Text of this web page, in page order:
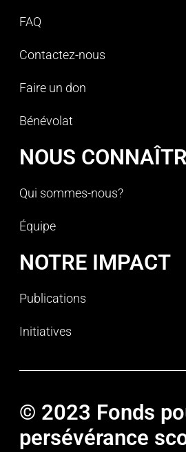
FAQ
Contactez-nous
Faire un don
Bénévolat
NOUS
Qui sommes-nous?
Équipe
NOTRE IMPACT
Publications
Initiatives
© 2023 Fonds
persévérance